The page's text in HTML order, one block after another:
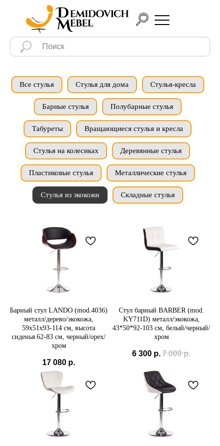
Все стулья Стулья для дома Стулья-кресла
Барные стулья Полубарные стулья
Табуреты Вращающиеся стулья и кресла
Стулья на колесиках Деревянные стулья
Пластиковые стулья Металлические стулья
Стулья из экокожи Складные стулья
Барный стул LANDO (mod.4036)
металл/дерево/экокожа,
59х51х93-114 см, высота
сиденья 62-83 см, черный/орех/
хром
17 080 р.
Стул барный BARBER (mod.
KY711D) металл/экокожа,
43*50*92-103 см, белый/черный/
хром
6 300 р.7 000 р.